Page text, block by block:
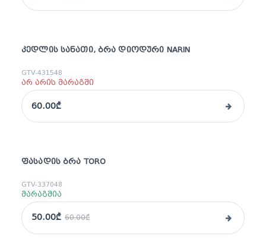
ᲙᲔᲓᲚᲘᲡ ᲡᲐᲜᲐᲗᲘ, ᲑᲠᲐ ᲓᲘᲝᲓᲣᲠᲘ NARIN
GTV-431548
არ არის მარაგში
60.00₾
sale
ᲤᲐᲡᲐᲓᲘᲡ ᲑᲠᲐ TORO
GTV-337048
მარაგშია
50.00₾ 60.00₾